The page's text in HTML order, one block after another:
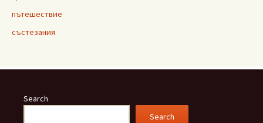
пътешествие
състезания
Search
Search